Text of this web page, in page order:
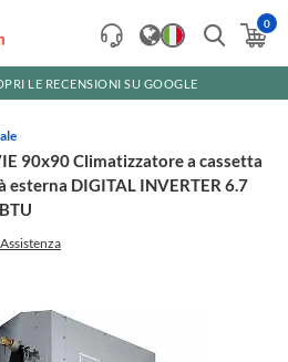
0
LE RECENSIONI SU GOOGLE
90x90 Climatizzatore a cassetta
DIGITAL INVERTER 6.7